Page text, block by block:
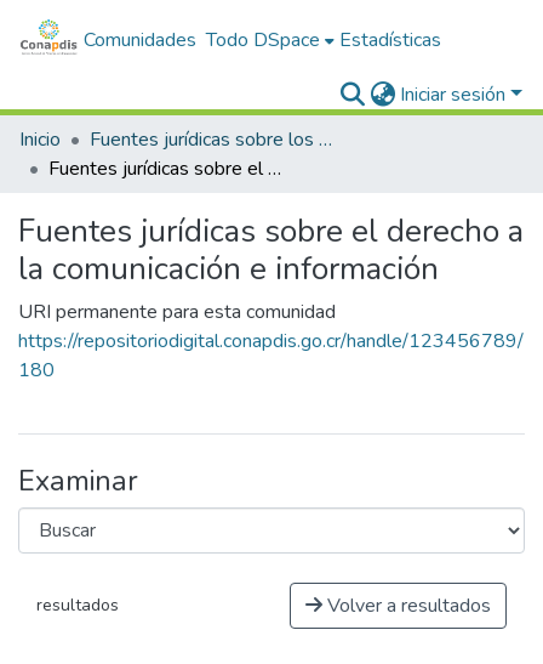
Comunidades Todo DSpace Estadísticas
Iniciar sesión
Inicio
Fuentes jurídicas sobre los derechos de las personas con discapacidad
Fuentes jurídicas sobre el derecho a la comunicación e información
Fuentes jurídicas sobre el derecho a
la comunicación e información
URI permanente para esta comunidad
https://repositoriodigital.conapdis.go.cr/handle/123456789/
180
Examinar
resultados Volver a resultados